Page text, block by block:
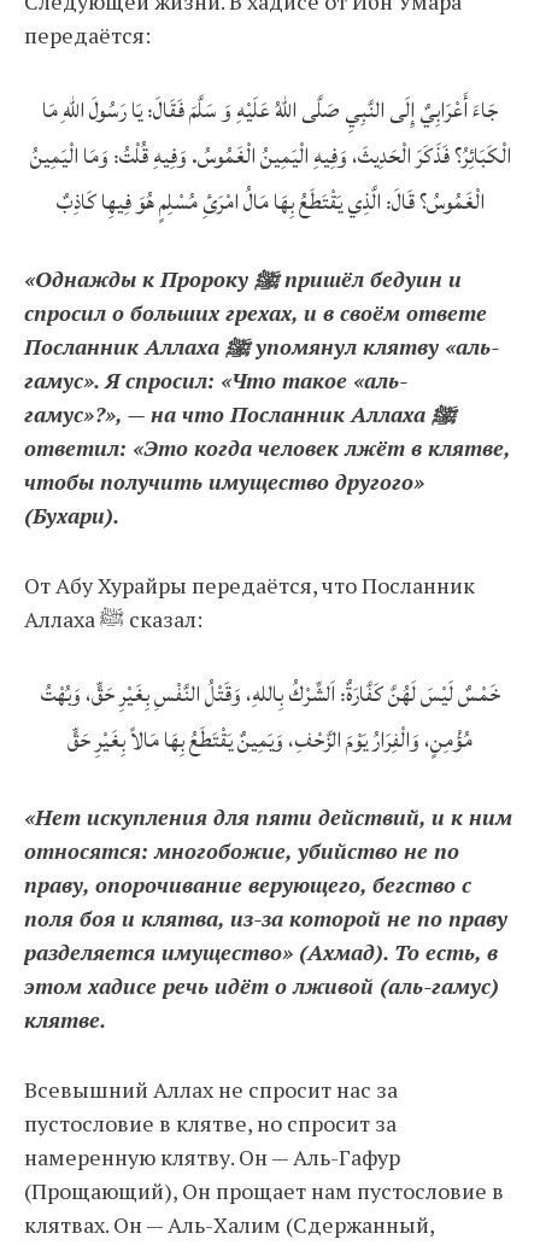
передаётся:
جَاءَ أَعْرَابِيٌ إِلَى النَّبِيِ صَلَّى اللهُ عَلَيْهِ وَ سَلَّمَ فَقَالَ: يَا رَسُولَ اللهِ مَا
الْكَبَائِرُ؟ فَذَكَرَ الْحَدِيثَ، وَفِيهِ الْيَمِينُ الْغَمُوسُ. وَفِيهِ قُلْتُ: وَمَا الْيَمِينُ
الْغَمُوسُ؟ قَالَ: الَّذِي يَقْتَطَعُ بِهَا مَالُ امْرَئِ مُسْلِمٍ هُوَ فِيهِا كَاذِبٌ
«Однажды к Пророку ﷺ пришёл бедуин и
спросил о больших грехах, и в своём ответе
Посланник Аллаха ﷺ упомянул клятву «аль-
гамус». Я спросил: «Что такое «аль-
гамус»?», — на что Посланник Аллаха ﷺ
ответил: «Это когда человек лжёт в клятве,
чтобы получить имущество другого»
(Бухари).
От Абу Хурайры передаётся, что Посланник
Аллаха ﷺ сказал:
خَمْسٌ لَيْسَ لَهُنَّ كَفَّارَةٌ: اَلشِّرْكُ بِاللهِ، وَقَتْلُ النَّفْسِ بِغَيْرِ حَقٍّ، وَبُهْتُ
مُؤْمِنٍ، وَالْفِرَارُ يَوْمَ الزَّحْفِ، وَيَمِينٌ يَقْتَطَعُ بِهَا مَالاً بِغَيْرِ حَقٍّ
«Нет искупления для пяти действий, и к ним
относятся: многобожие, убийство не по
праву, опорочивание верующего, бегство с
поля боя и клятва, из-за которой не по праву
разделяется имущество» (Ахмад). То есть, в
этом хадисе речь идёт о лживой (аль-гамус)
клятве.
Всевышний Аллах не спросит нас за
пустословие в клятве, но спросит за
намеренную клятву. Он — Аль-Гафур
(Прощающий), Он прощает нам пустословие в
клятвах. Он — Аль-Халим (Сдержанный,